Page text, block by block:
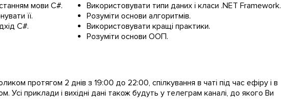
мови C#.
її.
С#.
Використовувати типи даних і класи .NET Framework.
Розуміти основи алгоритмів.
Використовувати кращі практики.
Розуміти основи ООП.
протягом 2 днів з 19:00 до 22:00, спілкування в чаті під час ефіру і в
Усі приклади і вихідні дані також будуть у телеграм каналі, до якого Ви